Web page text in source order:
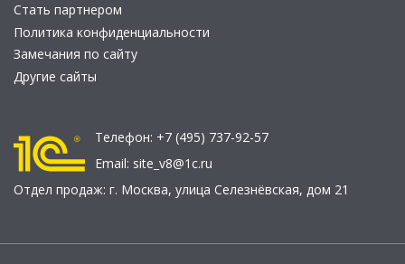
Стать партнером
Политика конфиденциальности
Замечания по сайту
Другие сайты
Телефон: +7 (495) 737-92-57
Email: site_v8@1c.ru
Отдел продаж: г. Москва, улица Селезнёвская, дом 21